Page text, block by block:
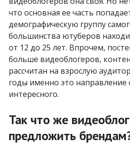
что основная ее часть
демографическую группу
большинства ютуберов
от 12 до 25 лет. Впрочем,
больше видеоблогеров,
рассчитан на взрослую
годы именно это
интересного.
Так что же
предложить